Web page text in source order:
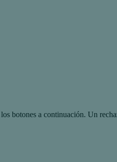
botones a continuación. Un